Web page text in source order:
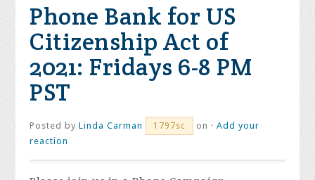
Phone Bank for US
Citizenship Act of
2021: Fridays 6-8 PM
PST
Posted byLinda Carman 1797sc on ·Add your
reaction